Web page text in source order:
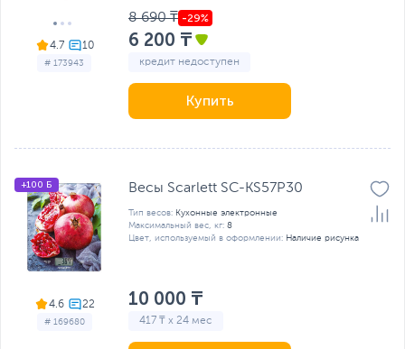
4.7
# 173943
8 690 ₸
6 200 ₸
кредит недоступен
Купить
4.6
# 169680
+100 Б Весы Scarlett SC-KS57P30
Тип весов: Кухонные электронные
Максимальный вес, кг: 8
Цвет, используемый в оформлении: Наличие рисунка
10 000 ₸
417 ₸ x 24 мес